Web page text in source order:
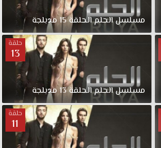
الحلقة
12
مدبلجة
قصة
عشق
بجودة
مناسبة
للجوال
1080p+720p+480p+360p
FULL
مسلسلالحلمالحلقة15مدبلجة
حلقة
13
مسلسلالحلمالحلقة13مدبلجة
حلقة
11